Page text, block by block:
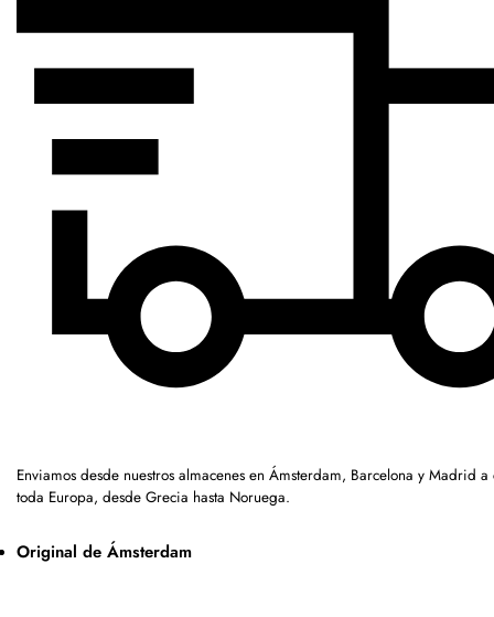
Enviamos desde nuestros almacenes en Ámsterdam, Barcelona y Madrid a
toda Europa, desde Grecia hasta Noruega.
Original de Ámsterdam